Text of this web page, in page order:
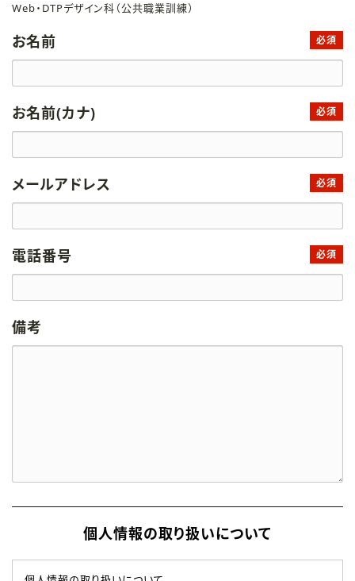
Web・DTPデザイン科（公共職業訓練）
お名前 必須
お名前(カナ) 必須
メールアドレス 必須
電話番号 必須
備考
個人情報の取り扱いについて